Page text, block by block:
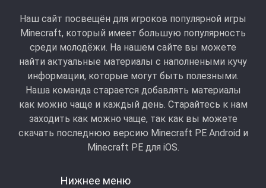
Наш сайт посвещён для игроков популярной игры
Minecraft, который имеет большую популярность
среди молодёжи. На нашем сайте вы можете
найти актуальные материалы с наполнеными кучу
информации, которые могут быть полезными.
Наша команда старается добавлять материалы
как можно чаще и каждый день. Старайтесь к нам
заходить как можно чаще, так как вы можете
скачать последнюю версию Minecraft PE Android и
Minecraft РЕ для iOS.
Нижнее меню